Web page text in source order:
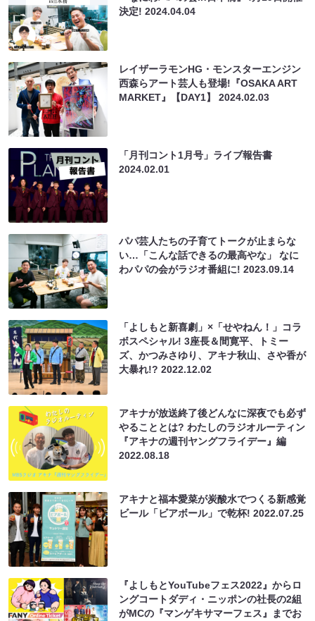
決定!2024.04.04
レイザーラモンHG・モンスターエンジン
西森らアート芸人も登場!『OSAKA ART
MARKET』【DAY1】2024.02.03
「月刊コント1月号」ライブ報告書
2024.02.01
パパ芸人たちの子育てトークが止まらな
い…「こんな話できるの最高やな」 なに
わパパの会がラジオ番組に!2023.09.14
「よしもと新喜劇」×「せやねん！」コラ
ボスペシャル! 3座長＆間寛平、トミー
ズ、かつみさゆり、アキナ秋山、さや香が
大暴れ!?2022.12.02
アキナが放送終了後どんなに深夜でも必ず
やることとは? わたしのラジオルーティン
『アキナの週刊ヤングフライデー』編
2022.08.18
アキナと福本愛菜が炭酸水でつくる新感覚
ビール「ビアボール」で乾杯!2022.07.25
『よしもとYouTubeフェス2022』からロ
ングコートダディ・ニッポンの社長の2組
がMCの『マンゲキサマーフェス』までお